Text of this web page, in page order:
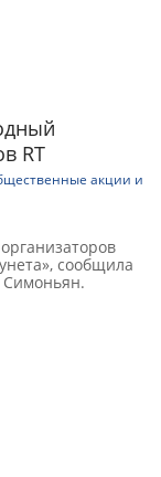
RT
акции и
сообщила
Симоньян.